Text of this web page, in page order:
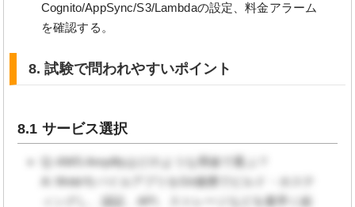
Cognito/AppSync/S3/Lambdaの設定、料金アラーム
を確認する。
8. 試験で問われやすいポイント
8.1 サービス選択
Q: AWS Amplifyはどのような用途で選ぶ？
A: Web/モバイルアプリをGit連携でビルド・ホステ
ィングし、認証、API、ストレージなどを素早く組